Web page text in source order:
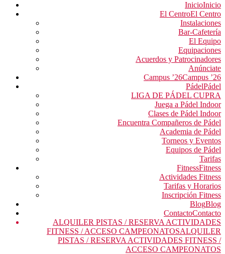
InicioInicio
El CentroEl Centro
Instalaciones
Bar-Cafetería
El Equipo
Equipaciones
Acuerdos y Patrocinadores
Anúnciate
Campus ’26Campus ’26
PádelPádel
LIGA DE PÁDEL CUPRA
Juega a Pádel Indoor
Clases de Pádel Indoor
Encuentra Compañeros de Pádel
Academia de Pádel
Torneos y Eventos
Equipos de Pádel
Tarifas
FitnessFitness
Actividades Fitness
Tarifas y Horarios
Inscripción Fitness
BlogBlog
ContactoContacto
ALQUILER PISTAS / RESERVA ACTIVIDADES
FITNESS / ACCESO CAMPEONATOSALQUILER
PISTAS / RESERVA ACTIVIDADES FITNESS /
ACCESO CAMPEONATOS